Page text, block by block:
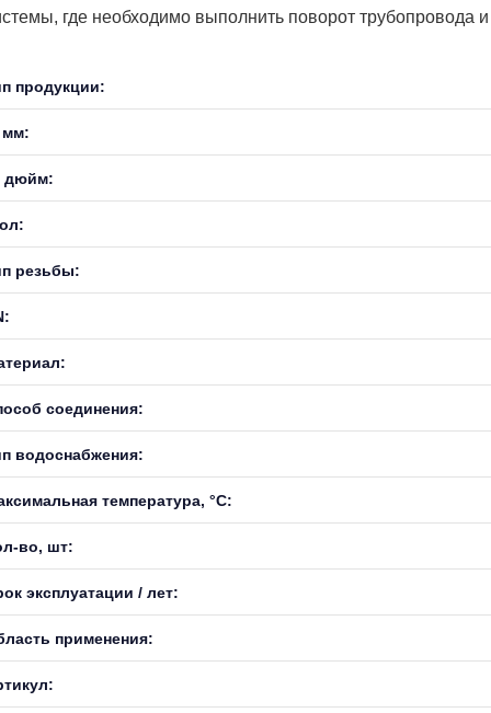
где необходимо выполнить поворот
продукции:
мм:
дюйм:
резьбы:
соединения:
водоснабжения:
температура, °С:
во, шт:
эксплуатации / лет:
применения: